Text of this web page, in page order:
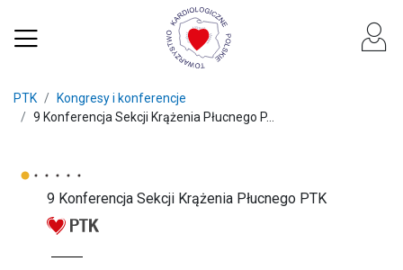
PTK
Kongresy i konferencje
9 Konferencja Sekcji Krążenia Płucnego P...
9 Konferencja Sekcji Krążenia Płucnego PTK